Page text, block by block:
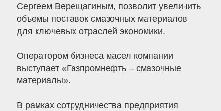
Сергеем Верещагиным, позволит увеличить
объемы поставок смазочных материалов
для ключевых отраслей экономики.
Оператором бизнеса масел компании
выступает «Газпромнефть – смазочные
материалы».
В рамках сотрудничества предприятия